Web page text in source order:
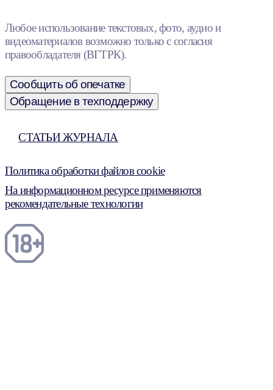
Любое использование текстовых, фото, аудио и
видеоматериалов возможно только с согласия
правообладателя (ВГТРК).
Сообщить об опечатке
Обращение в техподдержку
СТАТЬИ ЖУРНАЛА
Политика обработки файлов cookie
На информационном ресурсе применяются
рекомендательные технологии